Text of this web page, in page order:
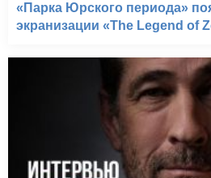
«Парка Юрского периода»
экранизации «The Legend of